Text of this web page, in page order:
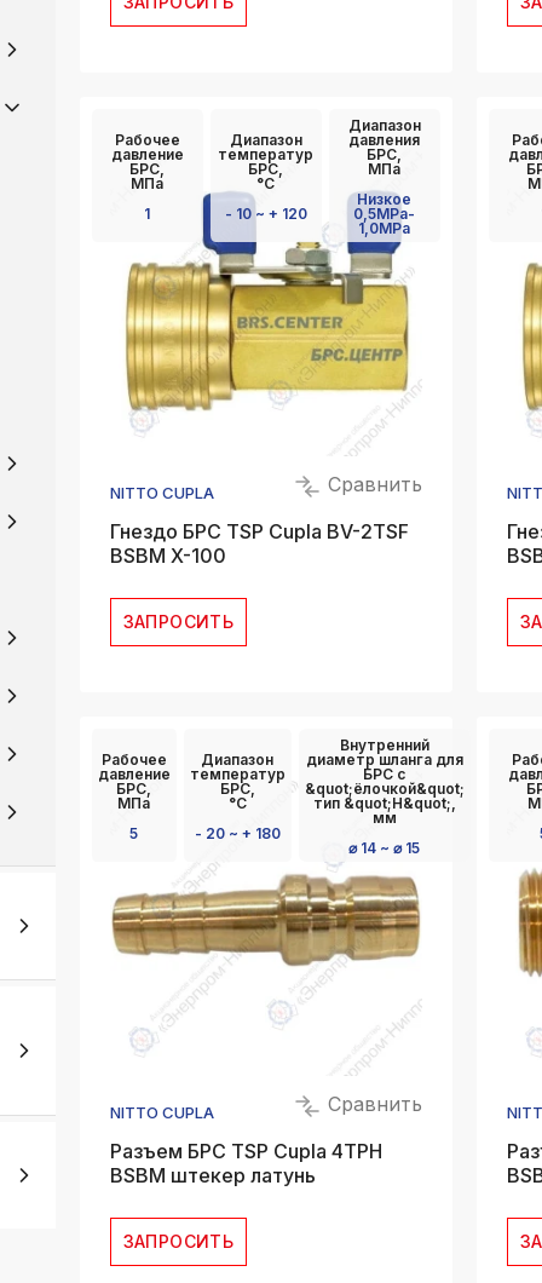
Рабочее
давление
БРС,
МПа
1
Диапазон
температур
БРС,
°C
- 10 ~ + 120
Диапазон
давления
БРС,
МПа
Низкое
0,5MPa-
1,0MPa
NITTO CUPLA
Сравнить
Гнездо БРС TSP Cupla BV-2TSF
BSBM X-100
ЗАПРОСИТЬ
Рабочее
давление
БРС,
МПа
5
Диапазон
температур
БРС,
°C
- 20 ~ + 180
Внутренний
диаметр шланга для
БРС с
&quot;ёлочкой&quot;
тип &quot;Н&quot;,
мм
⌀ 14 ~ ⌀ 15
NITTO CUPLA
Сравнить
Разъем БРС TSP Cupla 4TPH
BSBM штекер латунь
ЗАПРОСИТЬ